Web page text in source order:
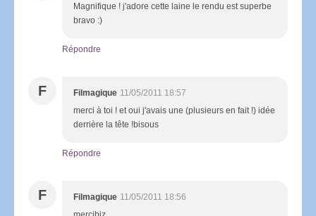
Magnifique ! j'adore cette laine le rendu est superbe
bravo :)
Répondre
F Filmagique 11/05/2011 18:57
merci à toi ! et oui j'avais une (plusieurs en fait !) idée
derrière la tête !bisous
Répondre
F Filmagique 11/05/2011 18:56